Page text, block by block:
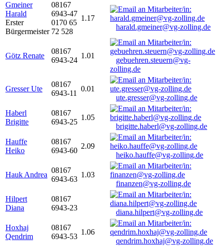
Gmeiner
Harald
Erster
Bürgermeister
08167
6943-47
0170 65
72 528
1.17
harald.gmeiner@vg-zolling.de
Götz Renate
08167
6943-24
1.01
gebuehren.steuern@vg-
zolling.de
Gresser Ute
08167
6943-11
0.01
ute.gresser@vg-zolling.de
Haberl
Brigitte
08167
6943-25
1.05
brigitte.haberl@vg-zolling.de
Hauffe
Heiko
08167
6943-60
2.09
heiko.hauffe@vg-zolling.de
Hauk Andrea
08167
6943-63
1.03
finanzen@vg-zolling.de
Hilpert
Diana
08167
6943-23
diana.hilpert@vg-zolling.de
Hoxhaj
Qendrim
08167
6943-53
1.06
qendrim.hoxhaj@vg-zolling.de